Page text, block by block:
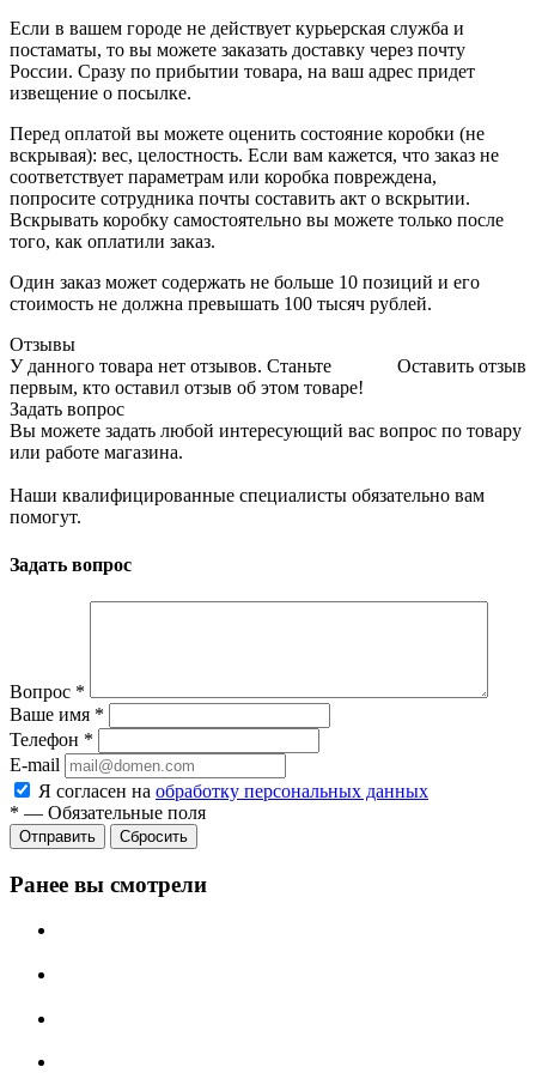
Если в вашем городе не действует курьерская служба и
постаматы, то вы можете заказать доставку через почту
России. Сразу по прибытии товара, на ваш адрес придет
извещение о посылке.
Перед оплатой вы можете оценить состояние коробки (не
вскрывая): вес, целостность. Если вам кажется, что заказ не
соответствует параметрам или коробка повреждена,
попросите сотрудника почты составить акт о вскрытии.
Вскрывать коробку самостоятельно вы можете только после
того, как оплатили заказ.
Один заказ может содержать не больше 10 позиций и его
стоимость не должна превышать 100 тысяч рублей.
Отзывы
Оставить отзыв
У данного товара нет отзывов. Станьте
первым, кто оставил отзыв об этом товаре!
Задать вопрос
Вы можете задать любой интересующий вас вопрос по товару
или работе магазина.
Наши квалифицированные специалисты обязательно вам
помогут.
Задать вопрос
Вопрос *
Ваше имя *
Телефон *
E-mail
Я согласен на обработку персональных данных
* — Обязательные поля
Отправить Сбросить
Ранее вы смотрели